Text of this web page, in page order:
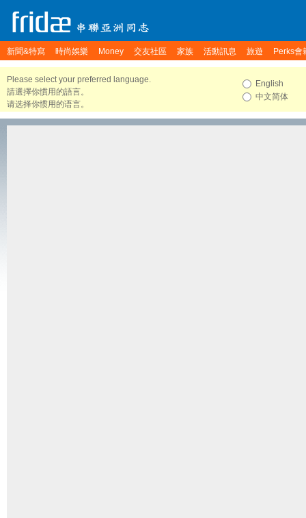
新聞&特寫 時尚娛樂 Money 交友社區 家族 活動訊息 旅遊 Perks會
Please select your preferred language.
請選擇你慣用的語言。
请选择你惯用的语言。
English
中文简体